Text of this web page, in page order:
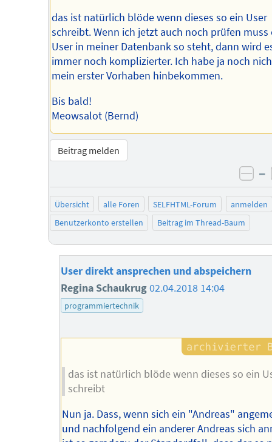
das ist natürlich blöde wenn dieses so ein User
schreibt. Wenn ich jetzt auch noch prüfen muss
User in meiner Datenbank so steht, dann wird
immer noch komplizierter. Ich habe ja noch
mein erster Vorhaben hinbekommen.
Bis bald!
Meowsalot (Bernd)
Beitrag melden
–
Übersicht alle Foren SELFHTML-Forum
anmelden
Benutzerkonto erstellen
Beitrag im Thread-Baum
User direkt ansprechen und abspeichern
Regina Schaukrug02.04.2018 14:04
programmiertechnik
das ist natürlich blöde wenn dieses so ein
schreibt
Nun ja. Dass, wenn sich ein "Andreas"
und nachfolgend ein anderer Andreas sich